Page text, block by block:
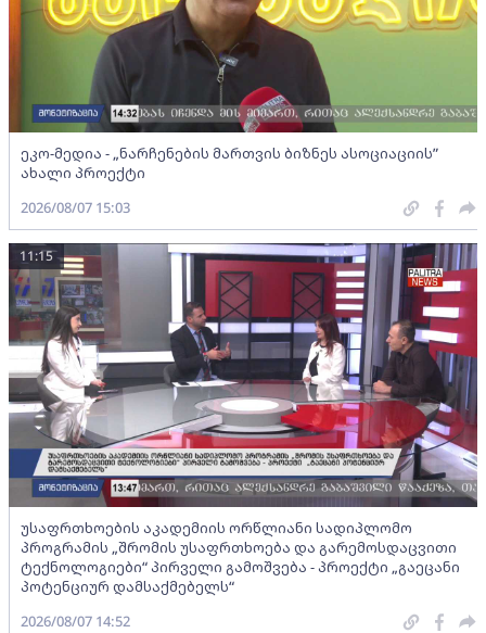
ეკო-მედია - „ნარჩენების მართვის ბიზნეს ასოციაციის”
ახალი პროექტი
2026/08/07 15:03
უსაფრთხოების აკადემიის ორწლიანი სადიპლომო
პროგრამის „შრომის უსაფრთხოება და გარემოსდაცვითი
ტექნოლოგიები“ პირველი გამოშვება - პროექტი „გაეცანი
პოტენციურ დამსაქმებელს“
11:15
2026/08/07 14:52